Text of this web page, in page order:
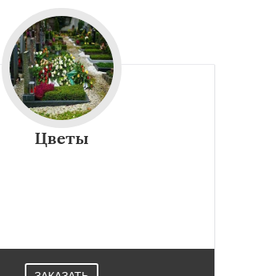
Цветы